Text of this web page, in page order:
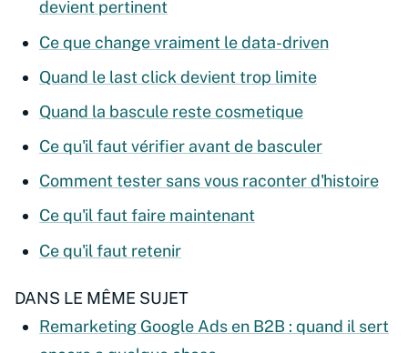
devient pertinent
Ce que change vraiment le data-driven
Quand le last click devient trop limite
Quand la bascule reste cosmetique
Ce qu'il faut vérifier avant de basculer
Comment tester sans vous raconter d'histoire
Ce qu'il faut faire maintenant
Ce qu'il faut retenir
DANS LE MÊME SUJET
Remarketing Google Ads en B2B : quand il sert